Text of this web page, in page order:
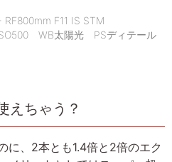
F11 IS STM
WB太陽光 PSディテール
えちゃう？
に、2本とも1.4倍と2倍のエク